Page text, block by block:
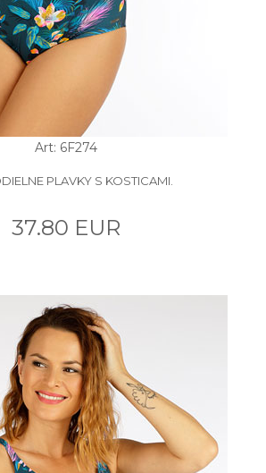
Art: 6F274
PLAVKY S KOSTICAMI.
37.80 EUR